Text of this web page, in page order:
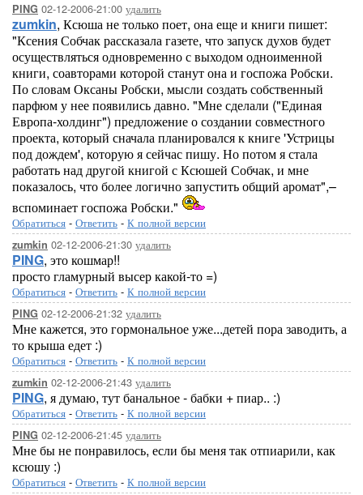
PING 02-12-2006-21:00 удалить
zumkin, Ксюша не только поет, она еще и книги пишет:
"Ксения Собчак рассказала газете, что запуск духов будет
осуществляться одновременно с выходом одноименной
книги, соавторами которой станут она и госпожа Робски.
По словам Оксаны Робски, мысли создать собственный
парфюм у нее появились давно. "Мне сделали ("Единая
Европа-холдинг") предложение о создании совместного
проекта, который сначала планировался к книге 'Устрицы
под дождем', которую я сейчас пишу. Но потом я стала
работать над другой книгой с Ксюшей Собчак, и мне
показалось, что более логично запустить общий аромат",–
вспоминает госпожа Робски."
Обратиться - Ответить - К полной версии
zumkin 02-12-2006-21:30 удалить
PING, это кошмар!!
просто гламурный высер какой-то =)
Обратиться - Ответить - К полной версии
PING 02-12-2006-21:32 удалить
Мне кажется, это гормональное уже...детей пора заводить, а
то крыша едет :)
Обратиться - Ответить - К полной версии
zumkin 02-12-2006-21:43 удалить
PING, я думаю, тут банальное - бабки + пиар.. :)
Обратиться - Ответить - К полной версии
PING 02-12-2006-21:45 удалить
Мне бы не понравилось, если бы меня так отпиарили, как
ксюшу :)
Обратиться - Ответить - К полной версии